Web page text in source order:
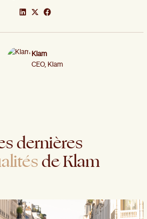
Klam
CEO, Klam
dernières
deKlam